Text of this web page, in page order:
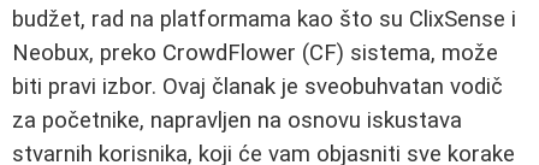
budžet, rad na platformama kao što su ClixSense i
Neobux, preko CrowdFlower (CF) sistema, može
biti pravi izbor. Ovaj članak je sveobuhvatan vodič
za početnike, napravljen na osnovu iskustava
stvarnih korisnika, koji će vam objasniti sve korake